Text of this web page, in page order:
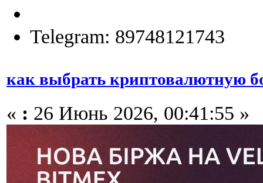
Telegram: 89748121743
как выбрать криптовалютную
« : 26 Июнь 2026, 00:41:55 »